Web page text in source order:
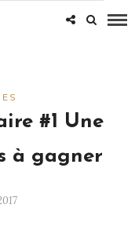
#1 Une
à gagner